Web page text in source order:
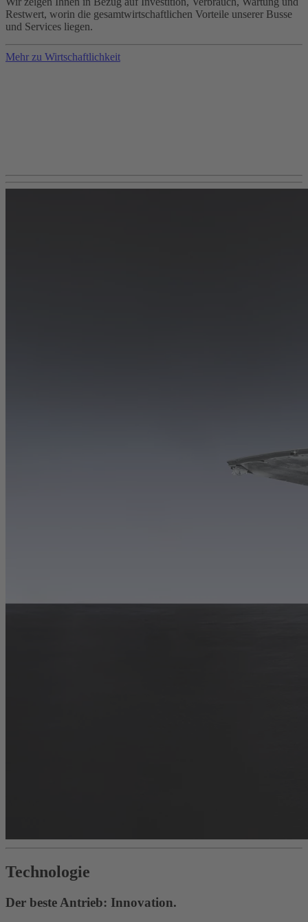
Restwert, worin die gesamtwirtschaftlichen Vorteile unserer Busse
und Services liegen.
Mehr zu Wirtschaftlichkeit
Technologie
Der beste Antrieb: Innovation.